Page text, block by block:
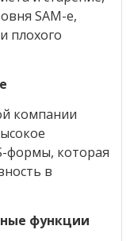
SAM-е,
плохого
компании
формы, которая
в
функции